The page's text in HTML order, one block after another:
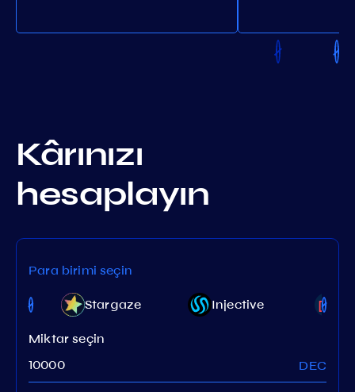
Kârınızı
hesaplayın
Para birimi seçin
Stargaze Injective
Miktar seçin
DEC